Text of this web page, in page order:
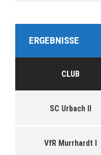
ERGEBNISSE
CLUB
SC Urbach II
VfR Murrhardt I